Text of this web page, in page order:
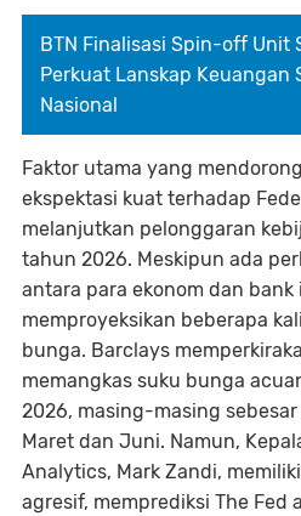
BTN Finalisasi Spin-off Unit
Perkuat Lanskap Keuangan
Nasional
Faktor utama yang
ekspektasi kuat terhadap
melanjutkan pelonggaran
tahun 2026. Meskipun ada
antara para ekonom dan
memproyeksikan beberapa
bunga. Barclays
memangkas suku bunga
2026, masing-masing
Maret dan Juni. Namun,
Analytics, Mark Zandi,
agresif, memprediksi The Fed